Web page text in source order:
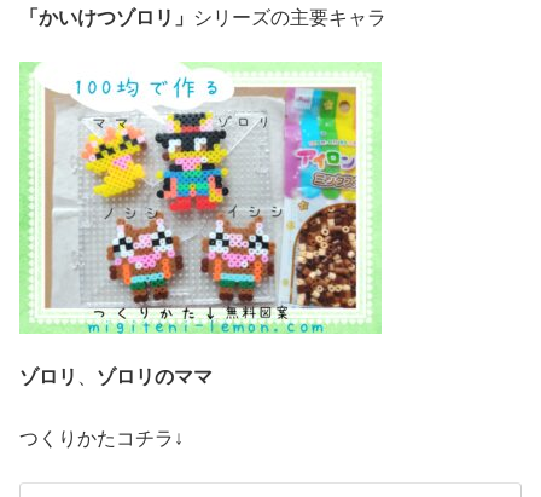
「かいけつゾロリ」 シリーズの主要キャラ
ゾロリ ゾロリのママ
つくりかたコチラ↓